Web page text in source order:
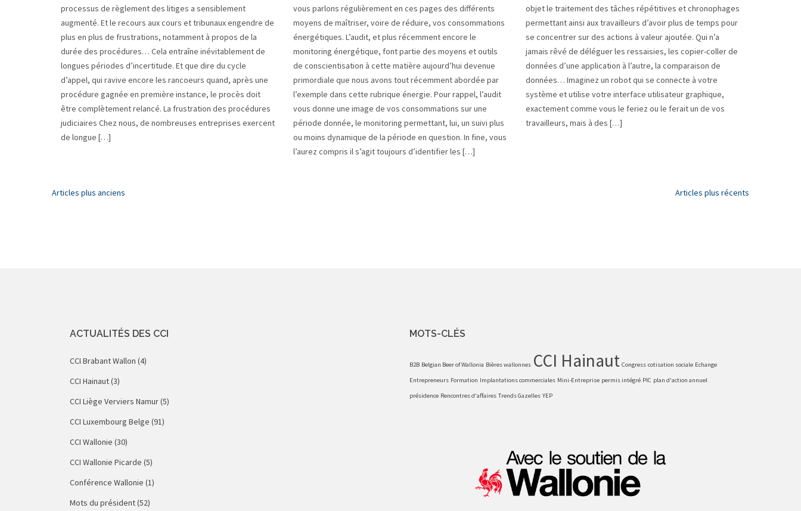
objet le traitement des tâches répétitives et chronophages
permettant ainsi aux travailleurs d’avoir plus de temps pour
se concentrer sur des actions à valeur ajoutée. Qui n’a
jamais rêvé de déléguer les ressaisies, les copier-coller de
données d’une application à l’autre, la comparaison de
données… Imaginez un robot qui se connecte à votre
système et utilise votre interface utilisateur graphique,
exactement comme vous le feriez ou le ferait un de vos
travailleurs, mais à des […]
processus de règlement des litiges a sensiblement
augmenté. Et le recours aux cours et tribunaux engendre de
plus en plus de frustrations, notamment à propos de la
durée des procédures… Cela entraîne inévitablement de
longues périodes d’incertitude. Et que dire du cycle
d’appel, qui ravive encore les rancoeurs quand, après une
procédure gagnée en première instance, le procès doit
être complètement relancé. La frustration des procédures
judiciaires Chez nous, de nombreuses entreprises exercent
de longue […]
vous parlons régulièrement en ces pages des différents
moyens de maîtriser, voire de réduire, vos consommations
énergétiques. L’audit, et plus récemment encore le
monitoring énergétique, font partie des moyens et outils
de conscientisation à cette matière aujourd’hui devenue
primordiale que nous avons tout récemment abordée par
l’exemple dans cette rubrique énergie. Pour rappel, l’audit
vous donne une image de vos consommations sur une
période donnée, le monitoring permettant, lui, un suivi plus
ou moins dynamique de la période en question. In fine, vous
l’aurez compris il s’agit toujours d’identifier les […]
Navigation
Articles plus anciens Articles plus récents
ACTUALITÉS DES CCI
CCI Brabant Wallon (4)
CCI Hainaut(3)
CCI Liège Verviers Namur(5)
CCI Luxembourg Belge (91)
CCI Wallonie (30)
CCI Wallonie Picarde (5)
Conférence Wallonie (1)
Mots du président(52)
MOTS-CLÉS
B2B Belgian Beer of Wallonia Bières wallonnes CCI Hainaut Congress cotisation sociale Echange
Entrepreneurs Formation Implantations commerciales Mini-Entreprise permis intégré PIC plan d'action annuel
présidence Rencontres d'affaires Trends Gazelles YEP